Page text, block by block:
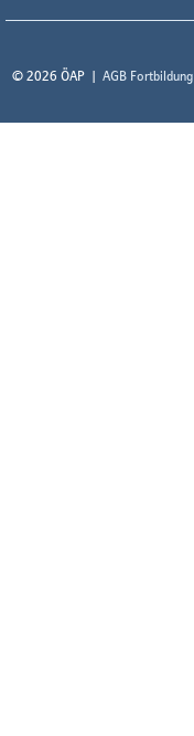
© 2026 ÖAP AGB Fortbildung